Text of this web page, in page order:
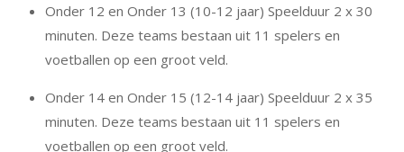
Onder 12 en Onder 13 (10-12 jaar) Speelduur 2 x 30
minuten. Deze teams bestaan uit 11 spelers en
voetballen op een groot veld.
Onder 14 en Onder 15 (12-14 jaar) Speelduur 2 x 35
minuten. Deze teams bestaan uit 11 spelers en
voetballen op een groot veld.